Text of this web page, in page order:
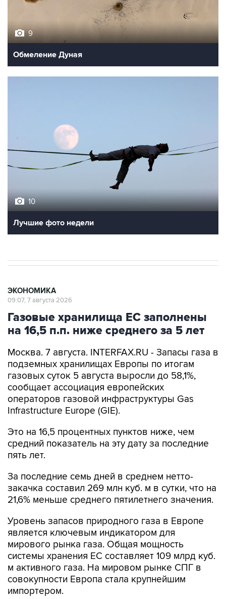
9
Обмеление Дуная
10
Лучшие фото недели
ЭКОНОМИКА
09:07, 7 августа 2026
Газовые хранилища ЕС заполнены
на 16,5 п.п. ниже среднего за 5 лет
Москва. 7 августа. INTERFAX.RU - Запасы газа в
подземных хранилищах Европы по итогам
газовых суток 5 августа выросли до 58,1%,
сообщает ассоциация европейских
операторов газовой инфраструктуры Gas
Infrastructure Europe (GIE).
Это на 16,5 процентных пунктов ниже, чем
средний показатель на эту дату за последние
пять лет.
За последние семь дней в среднем нетто-
закачка составил 269 млн куб. м в сутки, что на
21,6% меньше среднего пятилетнего значения.
Уровень запасов природного газа в Европе
является ключевым индикатором для
мирового рынка газа. Общая мощность
системы хранения ЕС составляет 109 млрд куб.
м активного газа. На мировом рынке СПГ в
совокупности Европа стала крупнейшим
импортером.